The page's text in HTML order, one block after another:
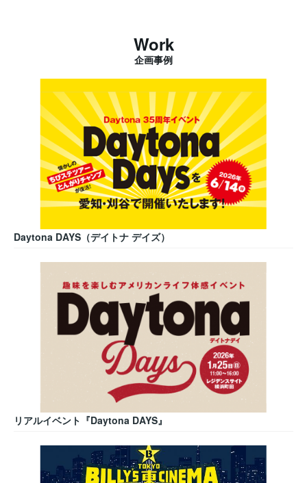
Work
企画事例
Daytona DAYS（デイトナ デイズ）
リアルイベント『Daytona DAYS』